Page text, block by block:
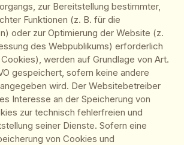
zur Bereitstellung bestimmter,
Funktionen (z. B. für die
oder zur Optimierung der Website (z.
des Webpublikums) erforderlich
werden auf Grundlage von Art.
gespeichert, sofern keine andere
wird. Der Websitebetreiber
Interesse an der Speicherung von
zur technisch fehlerfreien und
seiner Dienste. Sofern eine
von Cookies und